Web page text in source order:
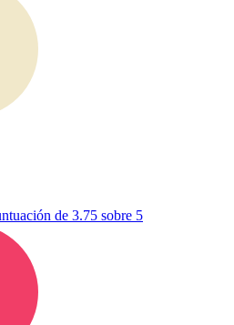
de 3.75 sobre 5